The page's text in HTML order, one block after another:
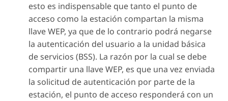
esto es indispensable que tanto el punto de
acceso como la estación compartan la misma
llave WEP, ya que de lo contrario podrá negarse
la autenticación del usuario a la unidad básica
de servicios (BSS). La razón por la cual se debe
compartir una llave WEP, es que una vez enviada
la solicitud de autenticación por parte de la
estación, el punto de acceso responderá con un